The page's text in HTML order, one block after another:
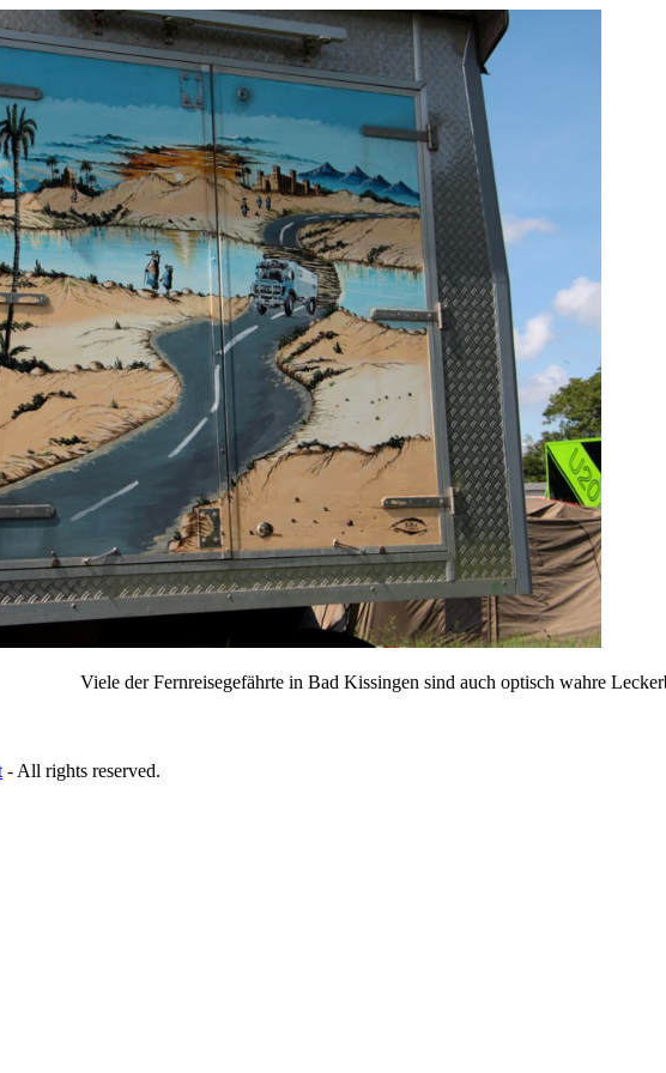
Viele der Fernreisegefährte in Bad Kissingen sind auch optisch wahre
- All rights reserved.